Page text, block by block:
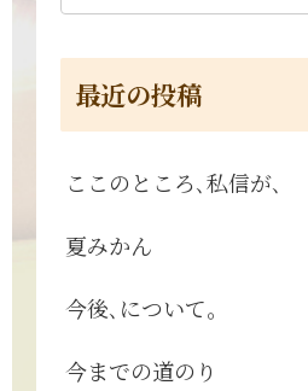
最近の投稿
ここのところ､私信が､
夏みかん
今後､について。
今までの道のり